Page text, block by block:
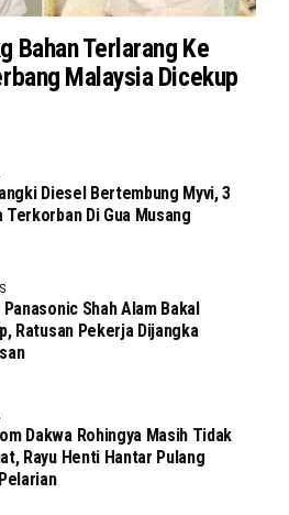
Bahan Terlarang Ke
Malaysia Dicekup
Diesel Bertembung Myvi, 3
Terkorban Di Gua Musang
Panasonic Shah Alam Bakal
Ratusan Pekerja Dijangka
Dakwa Rohingya Masih Tidak
Rayu Henti Hantar Pulang